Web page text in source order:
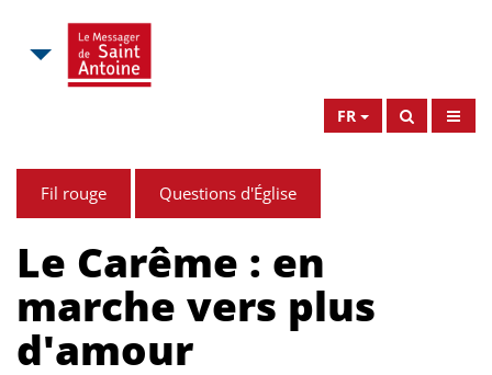
FR
Fil rouge Questions d'Église
Le Carême : en
marche vers plus
d'amour